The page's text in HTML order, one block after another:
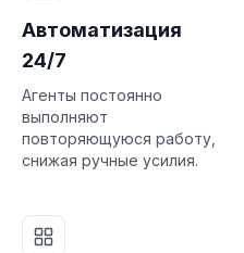
Автоматизация
24/7
Агенты постоянно
выполняют
повторяющуюся работу,
снижая ручные усилия.